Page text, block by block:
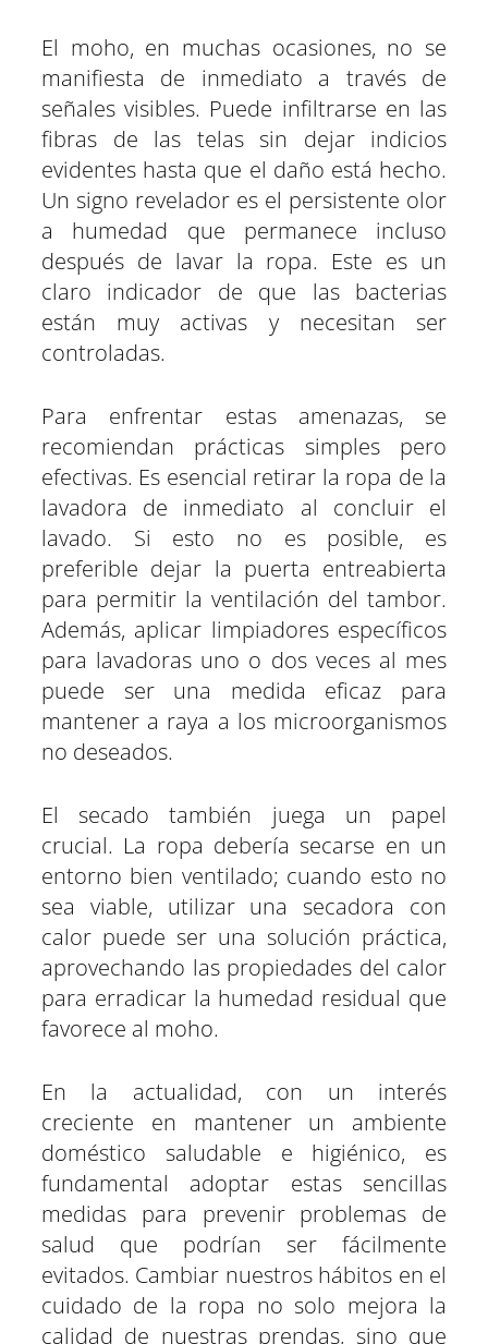
El moho, en muchas ocasiones, no se
manifiesta de inmediato a través de
señales visibles. Puede infiltrarse en las
fibras de las telas sin dejar indicios
evidentes hasta que el daño está hecho.
Un signo revelador es el persistente olor
a humedad que permanece incluso
después de lavar la ropa. Este es un
claro indicador de que las bacterias
están muy activas y necesitan ser
controladas.
Para enfrentar estas amenazas, se
recomiendan prácticas simples pero
efectivas. Es esencial retirar la ropa de la
lavadora de inmediato al concluir el
lavado. Si esto no es posible, es
preferible dejar la puerta entreabierta
para permitir la ventilación del tambor.
Además, aplicar limpiadores específicos
para lavadoras uno o dos veces al mes
puede ser una medida eficaz para
mantener a raya a los microorganismos
no deseados.
El secado también juega un papel
crucial. La ropa debería secarse en un
entorno bien ventilado; cuando esto no
sea viable, utilizar una secadora con
calor puede ser una solución práctica,
aprovechando las propiedades del calor
para erradicar la humedad residual que
favorece al moho.
En la actualidad, con un interés
creciente en mantener un ambiente
doméstico saludable e higiénico, es
fundamental adoptar estas sencillas
medidas para prevenir problemas de
salud que podrían ser fácilmente
evitados. Cambiar nuestros hábitos en el
cuidado de la ropa no solo mejora la
calidad de nuestras prendas, sino que